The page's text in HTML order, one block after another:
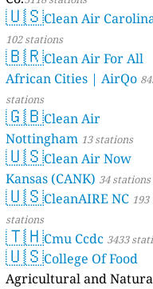
🇺🇸Clean Air
102 stations
🇧🇷Clean Air For All
African Cities | AirQo
stations
🇬🇧Clean Air
Nottingham 13 stations
🇺🇸Clean Air Now
Kansas (CANK) 34 stations
🇺🇸CleanAIRE NC 193
stations
🇹🇭Cmu Ccdc 3433
🇺🇸College Of Food
Agricultural and